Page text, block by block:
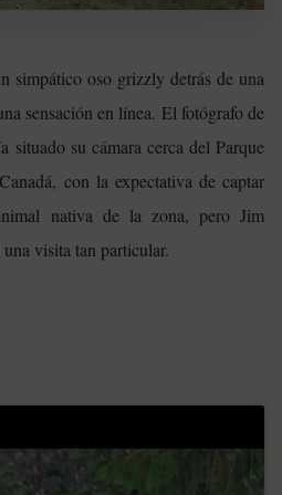
simpático oso grizzly detrás de una
sensación en línea. El fotógrafo de
situado su cámara cerca del Parque
con la expectativa de captar
nativa de la zona, pero Jim
visita tan particular.